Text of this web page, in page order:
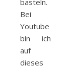
basteln.
Bei
Youtube
bin ich
auf
dieses